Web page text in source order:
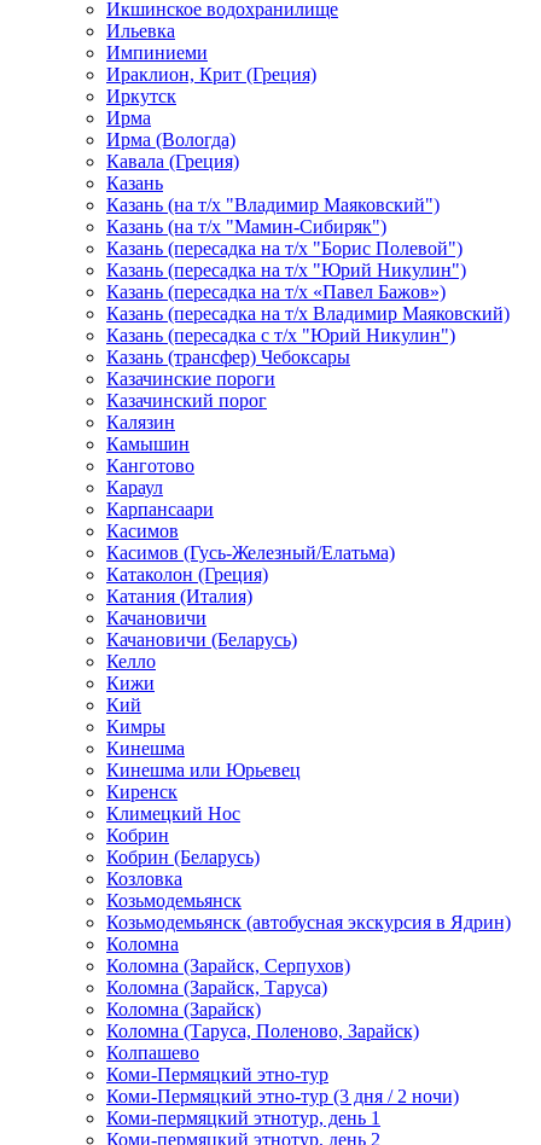
Икшинское водохранилище
Ильевка
Импиниеми
Ираклион, Крит (Греция)
Иркутск
Ирма
Ирма (Вологда)
Кавала (Греция)
Казань
Казань (на т/х "Владимир Маяковский")
Казань (на т/х "Мамин-Сибиряк")
Казань (пересадка на т/х "Борис Полевой")
Казань (пересадка на т/х "Юрий Никулин")
Казань (пересадка на т/х «Павел Бажов»)
Казань (пересадка на т/х Владимир Маяковский)
Казань (пересадка с т/х "Юрий Никулин")
Казань (трансфер) Чебоксары
Казачинские пороги
Казачинский порог
Калязин
Камышин
Канготово
Караул
Карпансаари
Касимов
Касимов (Гусь-Железный/Елатьма)
Катаколон (Греция)
Катания (Италия)
Качановичи
Качановичи (Беларусь)
Келло
Кижи
Кий
Кимры
Кинешма
Кинешма или Юрьевец
Киренск
Климецкий Нос
Кобрин
Кобрин (Беларусь)
Козловка
Козьмодемьянск
Козьмодемьянск (автобусная экскурсия в Ядрин)
Коломна
Коломна (Зарайск, Серпухов)
Коломна (Зарайск, Таруса)
Коломна (Зарайск)
Коломна (Таруса, Поленово, Зарайск)
Колпашево
Коми-Пермяцкий этно-тур
Коми-Пермяцкий этно-тур (3 дня / 2 ночи)
Коми-пермяцкий этнотур, день 1
Коми-пермяцкий этнотур, день 2